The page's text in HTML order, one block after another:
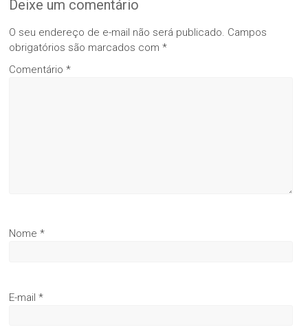
Deixe um comentário
O seu endereço de e-mail não será publicado. Campos
obrigatórios são marcados com*
Comentário*
Nome*
E-mail*